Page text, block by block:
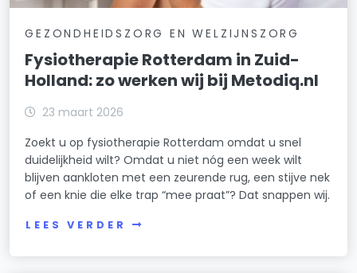
GEZONDHEIDSZORG EN WELZIJNSZORG
Fysiotherapie Rotterdam in Zuid-
Holland: zo werken wij bij Metodiq.nl
23 maart 2026
Zoekt u op fysiotherapie Rotterdam omdat u snel
duidelijkheid wilt? Omdat u niet nóg een week wilt
blijven aankloten met een zeurende rug, een stijve nek
of een knie die elke trap “mee praat”? Dat snappen wij.
LEES VERDER